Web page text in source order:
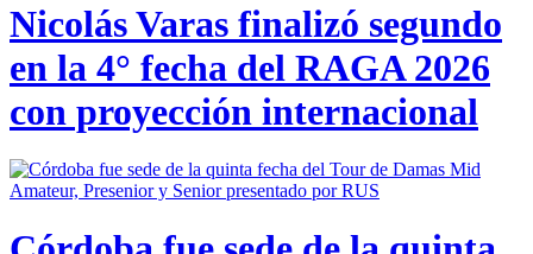
Nicolás Varas finalizó segundo
en la 4° fecha del RAGA 2026
con proyección internacional